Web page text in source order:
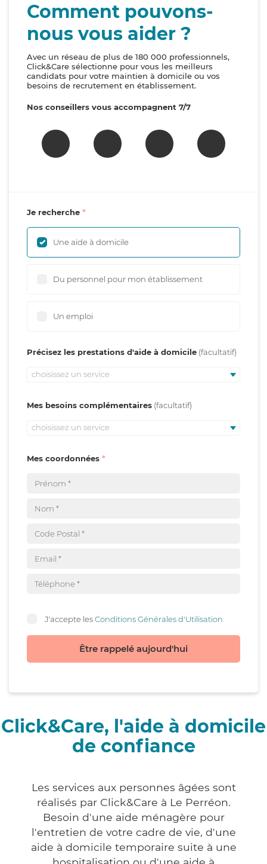
Comment pouvons-
nous vous aider ?
Avec un réseau de plus de 180 000 professionnels,
Click&Care sélectionne pour vous les meilleurs
candidats pour votre maintien à domicile ou vos
besoins de recrutement en établissement.
Nos conseillers vous accompagnent 7/7
Je recherche
Une aide à domicile
Du personnel pour mon établissement
Un emploi
Précisez les prestations d'aide à domicile
choisissez un service
Mes besoins complémentaires
choisissez un service
Mes coordonnées
J'accepte lesConditions Générales d'Utilisation
Être rappelé aujourd'hui
Click&Care, l'aide à domicile
de confiance
Les services aux personnes âgées sont
réalisés par Click&Care à Le Perréon.
Besoin d'une aide ménagère pour
l'entretien de votre cadre de vie, d'une
aide à domicile temporaire suite à une